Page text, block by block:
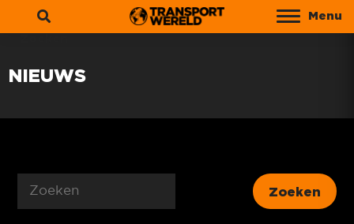
Menu
NIEUWS